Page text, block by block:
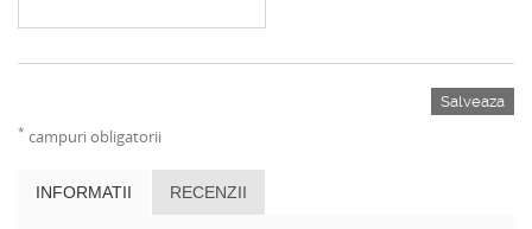
Salveaza
* campuri obligatorii
INFORMATII RECENZII